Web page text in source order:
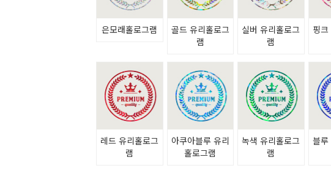
은모래홀로그램
골드 유리홀로그
램
실버 유리홀로그
램
핑
레드 유리홀로그
램
아쿠아블루 유리
홀로그램
녹색 유리홀로그
램
블루